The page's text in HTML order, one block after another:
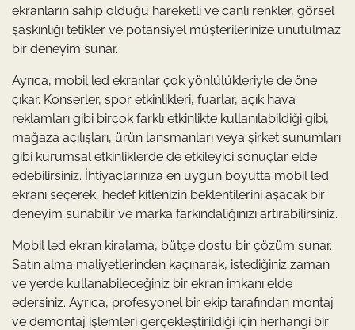
ekranların sahip olduğu hareketli ve canlı renkler, görsel
şaşkınlığı tetikler ve potansiyel müşterilerinize unutulmaz
bir deneyim sunar.
Ayrıca, mobil led ekranlar çok yönlülükleriyle de öne
çıkar. Konserler, spor etkinlikleri, fuarlar, açık hava
reklamları gibi birçok farklı etkinlikte kullanılabildiği gibi,
mağaza açılışları, ürün lansmanları veya şirket sunumları
gibi kurumsal etkinliklerde de etkileyici sonuçlar elde
edebilirsiniz. İhtiyaçlarınıza en uygun boyutta mobil led
ekranı seçerek, hedef kitlenizin beklentilerini aşacak bir
deneyim sunabilir ve marka farkındalığınızı artırabilirsiniz.
Mobil led ekran kiralama, bütçe dostu bir çözüm sunar.
Satın alma maliyetlerinden kaçınarak, istediğiniz zaman
ve yerde kullanabileceğiniz bir ekran imkanı elde
edersiniz. Ayrıca, profesyonel bir ekip tarafından montaj
ve demontaj işlemleri gerçekleştirildiği için herhangi bir